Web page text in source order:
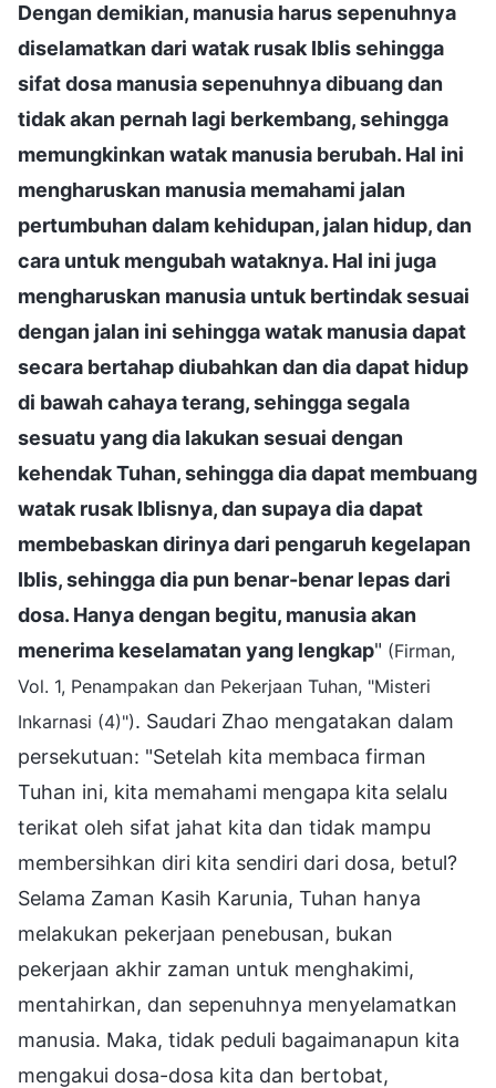
Dengan demikian, manusia harus sepenuhnya
diselamatkan dari watak rusak Iblis sehingga
sifat dosa manusia sepenuhnya dibuang dan
tidak akan pernah lagi berkembang, sehingga
memungkinkan watak manusia berubah. Hal ini
mengharuskan manusia memahami jalan
pertumbuhan dalam kehidupan, jalan hidup, dan
cara untuk mengubah wataknya. Hal ini juga
mengharuskan manusia untuk bertindak sesuai
dengan jalan ini sehingga watak manusia dapat
secara bertahap diubahkan dan dia dapat hidup
di bawah cahaya terang, sehingga segala
sesuatu yang dia lakukan sesuai dengan
kehendak Tuhan, sehingga dia dapat membuang
watak rusak Iblisnya, dan supaya dia dapat
membebaskan dirinya dari pengaruh kegelapan
Iblis, sehingga dia pun benar-benar lepas dari
dosa. Hanya dengan begitu, manusia akan
menerima keselamatan yang lengkap" (Firman,
Vol. 1, Penampakan dan Pekerjaan Tuhan, "Misteri
Inkarnasi (4)"). Saudari Zhao mengatakan dalam
persekutuan: "Setelah kita membaca firman
Tuhan ini, kita memahami mengapa kita selalu
terikat oleh sifat jahat kita dan tidak mampu
membersihkan diri kita sendiri dari dosa, betul?
Selama Zaman Kasih Karunia, Tuhan hanya
melakukan pekerjaan penebusan, bukan
pekerjaan akhir zaman untuk menghakimi,
mentahirkan, dan sepenuhnya menyelamatkan
manusia. Maka, tidak peduli bagaimanapun kita
mengakui dosa-dosa kita dan bertobat,